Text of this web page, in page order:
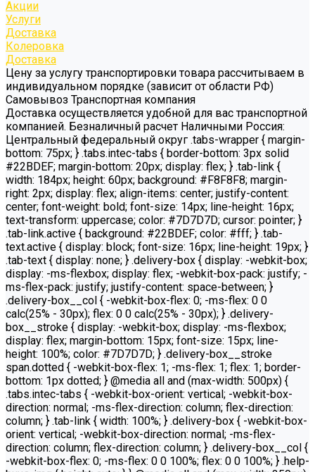
Акции
Услуги
Доставка
Колеровка
Доставка
Цену за услугу транспортировки товара рассчитываем в
индивидуальном порядке (зависит от области РФ)
Самовывоз Транспортная компания
Доставка осуществляется удобной для вас транспортной
компанией. Безналичный расчет Наличными Россия:
Центральный федеральный округ .tabs-wrapper { margin-
bottom: 75px; } .tabs.intec-tabs { border-bottom: 3px solid
#22BDEF; margin-bottom: 20px; display: flex; } .tab-link {
width: 184px; height: 60px; background: #F8F8F8; margin-
right: 2px; display: flex; align-items: center; justify-content:
center; font-weight: bold; font-size: 14px; line-height: 16px;
text-transform: uppercase; color: #7D7D7D; cursor: pointer; }
.tab-link.active { background: #22BDEF; color: #fff; } .tab-
text.active { display: block; font-size: 16px; line-height: 19px; }
.tab-text { display: none; } .delivery-box { display: -webkit-box;
display: -ms-flexbox; display: flex; -webkit-box-pack: justify; -
ms-flex-pack: justify; justify-content: space-between; }
.delivery-box__col { -webkit-box-flex: 0; -ms-flex: 0 0
calc(25% - 30px); flex: 0 0 calc(25% - 30px); } .delivery-
box__stroke { display: -webkit-box; display: -ms-flexbox;
display: flex; margin-bottom: 15px; font-size: 15px; line-
height: 100%; color: #7D7D7D; } .delivery-box__stroke
span.dotted { -webkit-box-flex: 1; -ms-flex: 1; flex: 1; border-
bottom: 1px dotted; } @media all and (max-width: 500px) {
.tabs.intec-tabs { -webkit-box-orient: vertical; -webkit-box-
direction: normal; -ms-flex-direction: column; flex-direction:
column; } .tab-link { width: 100%; } .delivery-box { -webkit-box-
orient: vertical; -webkit-box-direction: normal; -ms-flex-
direction: column; flex-direction: column; } .delivery-box__col {
-webkit-box-flex: 0; -ms-flex: 0 0 100%; flex: 0 0 100%; } .help-